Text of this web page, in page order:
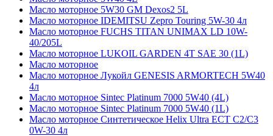
Масло моторное 5W30 GM Dexos2 5L
Масло моторное IDEMITSU Zepro Touring 5W-30 4л
Масло моторное FUCHS TITAN UNIMAX LD 10W-
40/205L
Масло моторное LUKOIL GARDEN 4Т SAE 30 (1L)
Масло моторное
Масло моторное Лукойл GENESIS ARMORTECH 5W40
4л
Масло моторное Sintec Platinum 7000 5W40 (4L)
Масло моторное Sintec Platinum 7000 5W40 (1L)
Масло моторное Синтетическое Helix Ultra ECT C2/C3
0W-30 4л